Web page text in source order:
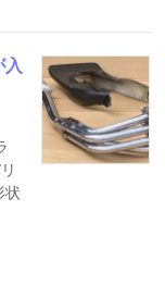
入
状